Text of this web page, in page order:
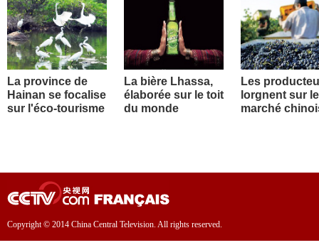
La province de
Hainan se focalise
sur l'éco-tourisme
La bière Lhassa,
élaborée sur le toit
du monde
Les
lorgnent sur le
marché
Copyright © 2014 China Central Television. All rights reserved.